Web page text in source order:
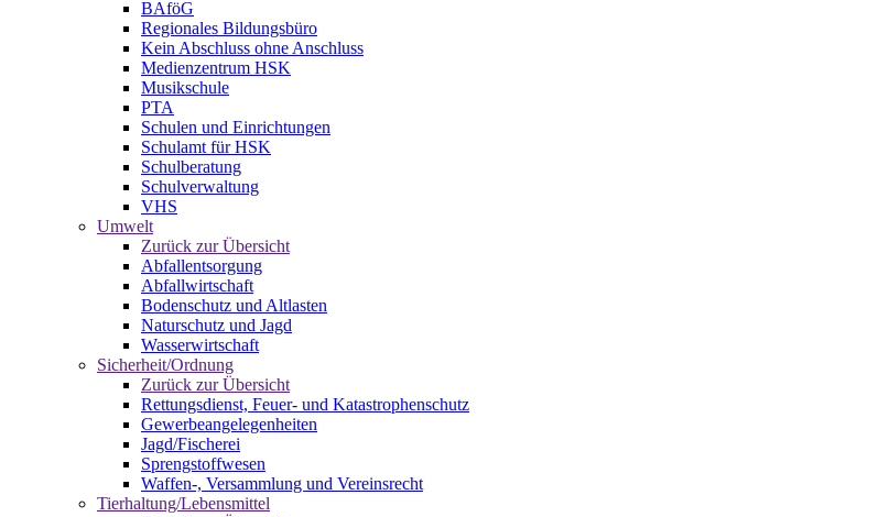
BAföG
Regionales Bildungsbüro
Kein Abschluss ohne Anschluss
Medienzentrum HSK
Musikschule
PTA
Schulen und Einrichtungen
Schulamt für HSK
Schulberatung
Schulverwaltung
VHS
Umwelt
Zurück zur Übersicht
Abfallentsorgung
Abfallwirtschaft
Bodenschutz und Altlasten
Naturschutz und Jagd
Wasserwirtschaft
Sicherheit/Ordnung
Zurück zur Übersicht
Rettungsdienst, Feuer- und Katastrophenschutz
Gewerbeangelegenheiten
Jagd/Fischerei
Sprengstoffwesen
Waffen-, Versammlung und Vereinsrecht
Tierhaltung/Lebensmittel